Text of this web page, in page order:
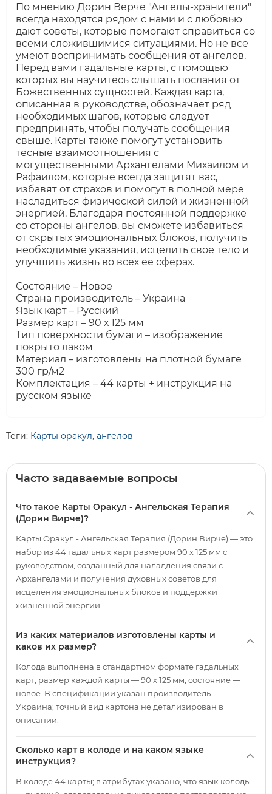
По мнению Дорин Верче "Ангелы-хранители"
всегда находятся рядом с нами и с любовью
дают советы, которые помогают справиться со
всеми сложившимися ситуациями. Но не все
умеют воспринимать сообщения от ангелов.
Перед вами гадальные карты, с помощью
которых вы научитесь слышать послания от
Божественных сущностей. Каждая карта,
описанная в руководстве, обозначает ряд
необходимых шагов, которые следует
предпринять, чтобы получать сообщения
свыше. Карты также помогут установить
тесные взаимоотношения с
могущественными Архангелами Михаилом и
Рафаилом, которые всегда защитят вас,
избавят от страхов и помогут в полной мере
насладиться физической силой и жизненной
энергией. Благодаря постоянной поддержке
со стороны ангелов, вы сможете избавиться
от скрытых эмоциональных блоков, получить
необходимые указания, исцелить свое тело и
улучшить жизнь во всех ее сферах.
Состояние – Новое
Страна производитель – Украина
Язык карт – Русский
Размер карт – 90 х 125 мм
Тип поверхности бумаги – изображение
покрыто лаком
Материал – изготовлены на плотной бумаге
300 гр/м2
Комплектация – 44 карты + инструкция на
русском языке
Теги: Карты оракул, ангелов
Часто задаваемые вопросы
Что такое Карты Оракул - Ангельская Терапия
(Дорин Вирче)?
Карты Оракул - Ангельская Терапия (Дорин Вирче) — это
набор из 44 гадальных карт размером 90 х 125 мм с
руководством, созданный для наладления связи с
Архангелами и получения духовных советов для
исцеления эмоциональных блоков и поддержки
жизненной энергии.
Из каких материалов изготовлены карты и
каков их размер?
Колода выполнена в стандартном формате гадальных
карт; размер каждой карты — 90 х 125 мм, состояние —
новое. В спецификации указан производитель —
Украина; точный вид картона не детализирован в
описании.
Сколько карт в колоде и на каком языке
инструкция?
В колоде 44 карты; в атрибутах указано, что язык колоды